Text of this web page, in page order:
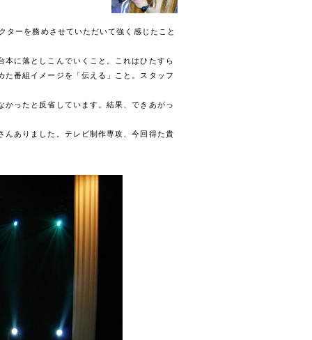
ーを務めさせていただいて強く感じたこと
に落としこんでいくこと。これはひたすら
番組イメージを「伝える」こと。スタッフ
ったと反省しています。結果、できあがっ
ありました。テレビ制作専攻、今回得た貴